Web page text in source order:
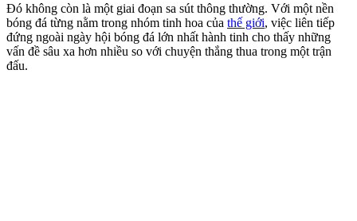
Đó không còn là một giai đoạn sa sút thông thường. Với một nền
bóng đá từng nằm trong nhóm tinh hoa của thế giới, việc liên tiếp
đứng ngoài ngày hội bóng đá lớn nhất hành tinh cho thấy những
vấn đề sâu xa hơn nhiều so với chuyện thắng thua trong một trận
đấu.